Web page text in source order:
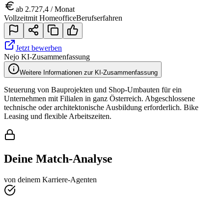
ab 2.727,4 / Monat
Vollzeitmit HomeofficeBerufserfahren
Jetzt bewerben
Nejo KI-Zusammenfassung
Weitere Informationen zur KI-Zusammenfassung
Steuerung von Bauprojekten und Shop-Umbauten für ein
Unternehmen mit Filialen in ganz Österreich. Abgeschlossene
technische oder architektonische Ausbildung erforderlich. Bike
Leasing und flexible Arbeitszeiten.
Deine Match-Analyse
von deinem Karriere-Agenten